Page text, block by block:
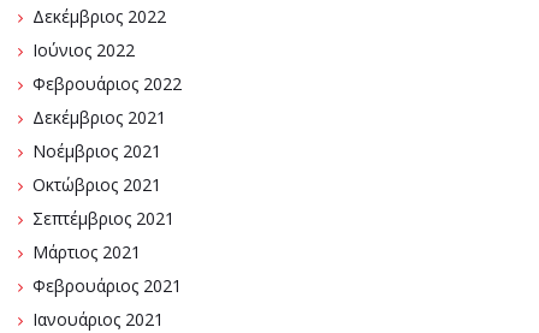
Δεκέμβριος 2022
Ιούνιος 2022
Φεβρουάριος 2022
Δεκέμβριος 2021
Νοέμβριος 2021
Οκτώβριος 2021
Σεπτέμβριος 2021
Μάρτιος 2021
Φεβρουάριος 2021
Ιανουάριος 2021